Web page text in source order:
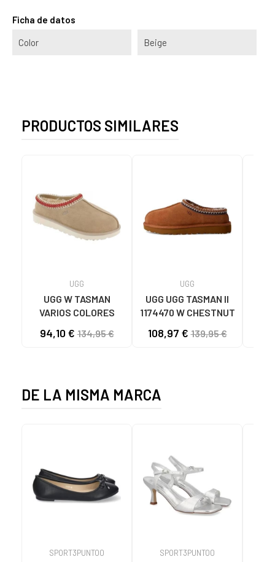
Ficha de datos
Color Beige
PRODUCTOS SIMILARES
UGG
UGG W TASMAN
VARIOS COLORES
94,10 €134,95 €
UGG
UGG UGG TASMAN II
1174470 W CHESTNUT
108,97 €139,95 €
DE LA MISMA MARCA
SPORT3PUNTO0 SPORT3PUNTO0